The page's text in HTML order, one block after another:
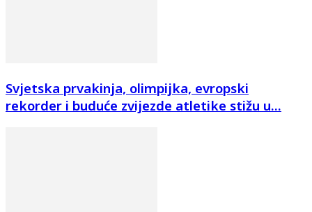
Svjetska prvakinja, olimpijka, evropski
rekorder i buduće zvijezde atletike stižu u...